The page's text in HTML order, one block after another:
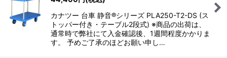
カナツー 台車 静音®シリーズ PLA250-T2-DS (ス
トッパー付き・テーブル2段式) ※商品の出荷は、
通常時で弊社にて入金確認後、1週間程度かかりま
す。 予めご了承のほどお願い申し…